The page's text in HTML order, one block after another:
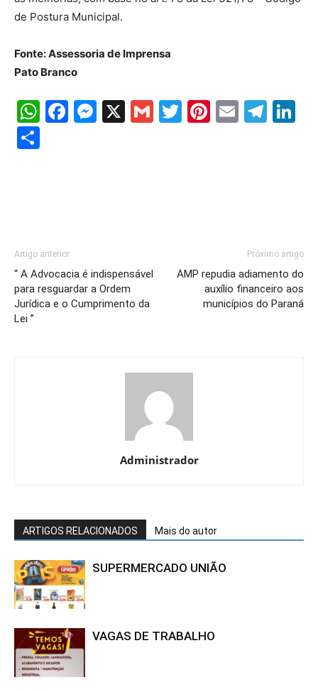
de Postura Municipal.
Fonte: Assessoria de Imprensa
Pato Branco
WhatsApp
Facebook
Messenger
X GmailTwitter
Pinterest
Email
Artigo anterior
“ A Advocacia é indispensável
para resguardar a Ordem
Jurídica e o Cumprimento da
Lei ”
Próximo artigo
AMP repudia adiamento do
auxílio financeiro aos
municípios do Paraná
Administrador
ARTIGOS RELACIONADOS Mais do autor
SUPERMERCADO UNIÃO
VAGAS DE TRABALHO